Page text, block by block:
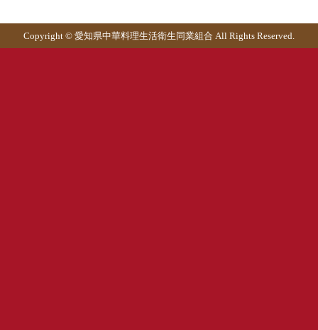
Copyright © 愛知県中華料理生活衛生同業組合 All Rights Reserved.